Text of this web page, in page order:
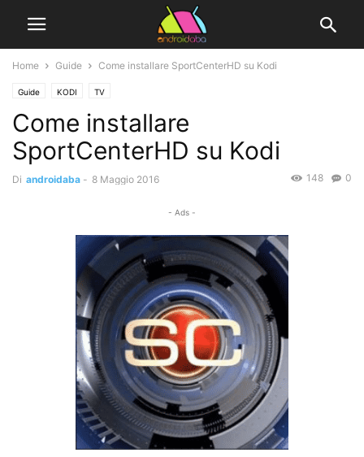
Home Guide Come installare SportCenterHD su Kodi
Guide KODI TV
Come installare
SportCenterHD su Kodi
Di androidaba - 8 Maggio 2016 0
148
- Ads -